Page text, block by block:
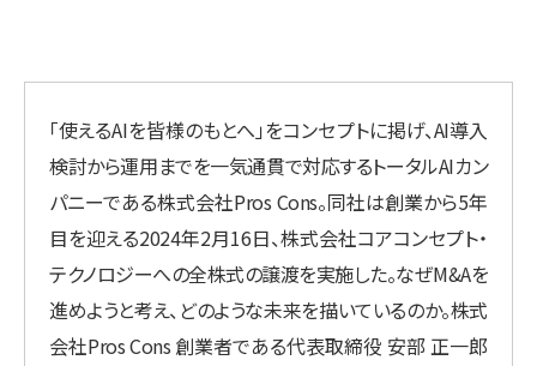
「使えるAIを皆様のもとへ」をコンセプトに掲げ、AI導入
検討から運用までを一気通貫で対応するトータルAIカン
パニーである株式会社Pros Cons。同社は創業から5年
目を迎える2024年2月16日、株式会社コアコンセプト・
テクノロジーへの全株式の譲渡を実施した。なぜM&Aを
進めようと考え、どのような未来を描いているのか。株式
会社Pros Cons 創業者である代表取締役 安部 正一郎